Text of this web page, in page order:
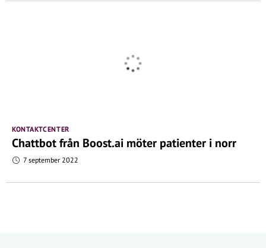
KONTAKTCENTER
Chattbot från Boost.ai möter patienter i norr
7 september 2022